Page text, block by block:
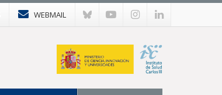
WEBMAIL